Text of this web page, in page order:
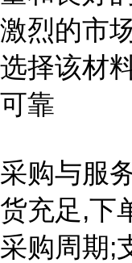
激烈的市
选择该材
可靠
采购与服
货充足,下
采购周期;